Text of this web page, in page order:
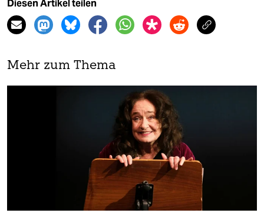
Diesen Artikel teilen
Mehr zum Thema